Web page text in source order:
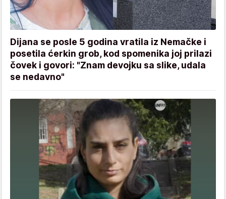
Dijana se posle 5 godina vratila iz Nemačke i
posetila ćerkin grob, kod spomenika joj prilazi
čovek i govori: "Znam devojku sa slike, udala
se nedavno"